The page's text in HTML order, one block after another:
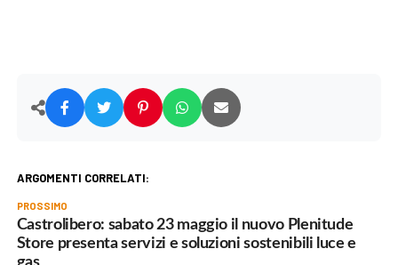
ARGOMENTI CORRELATI:
PROSSIMO
Castrolibero: sabato 23 maggio il nuovo Plenitude
Store presenta servizi e soluzioni sostenibili luce e